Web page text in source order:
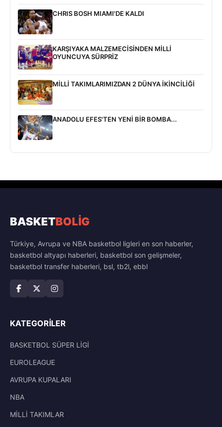
CHRIS BOSH MIAMI'DE KALDI
KARŞIYAKA MALZEMECİSİNDEN MİLLİ
OYUNCUYA SÜRPRİZ
MİLLİ TAKIMLARIMIZDAN 2 DÜNYA İKİNCİLİĞİ
ANADOLU EFES'TEN YENİ BİR BOMBA...
BASKETBOLİG
Türkiye, Avrupa ve NBA basketbol ligleri en son haberler,
basketbol altyapı haberleri, basketbol son gelişmeler,
basketbol transfer haberleri, bsl, tb2l, ebbl
KATEGORILER
BASKETBOL SÜPER LİGİ
EUROLEAGUE
AVRUPA KUPALARI
NBA
MİLLİ TAKIMLAR